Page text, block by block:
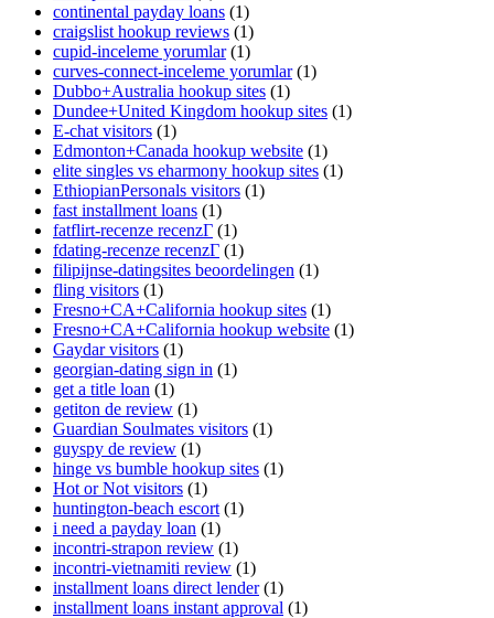
continental payday loans (1)
craigslist hookup reviews (1)
cupid-inceleme yorumlar(1)
curves-connect-inceleme yorumlar(1)
Dubbo+Australia hookup sites (1)
Dundee+United Kingdom hookup sites (1)
E-chat visitors (1)
Edmonton+Canada hookup website (1)
elite singles vs eharmony hookup sites (1)
EthiopianPersonals visitors (1)
fast installment loans (1)
fatflirt-recenze recenzГ­ (1)
fdating-recenze recenzГ­ (1)
filipijnse-datingsites beoordelingen (1)
fling visitors (1)
Fresno+CA+California hookup sites (1)
Fresno+CA+California hookup website (1)
Gaydar visitors (1)
georgian-dating sign in (1)
get a title loan (1)
getiton de review (1)
Guardian Soulmates visitors (1)
guyspy de review (1)
hinge vs bumble hookup sites (1)
Hot or Not visitors (1)
huntington-beach escort (1)
i need a payday loan (1)
incontri-strapon review (1)
incontri-vietnamiti review (1)
installment loans direct lender(1)
installment loans instant approval (1)